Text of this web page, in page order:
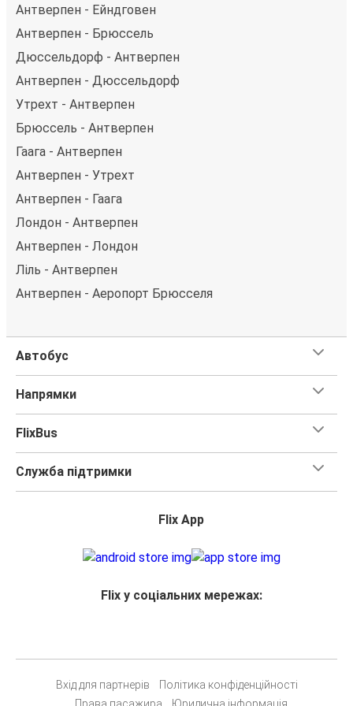
Антверпен - Ейндговен
Антверпен - Брюссель
Дюссельдорф - Антверпен
Антверпен - Дюссельдорф
Утрехт - Антверпен
Брюссель - Антверпен
Гаага - Антверпен
Антверпен - Утрехт
Антверпен - Гаага
Лондон - Антверпен
Антверпен - Лондон
Ліль - Антверпен
Антверпен - Аеропорт Брюсселя
Автобус
Напрямки
FlixBus
Служба підтримки
Flix App
Flix у соціальних мережах:
Вхід для партнерів
Політика конфіденційності